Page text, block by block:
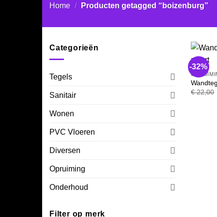
Home / Producten getagged “boizenburg”
Categorieën
Tegels
Sanitair
Wonen
PVC Vloeren
Diversen
Opruiming
Onderhoud
Filter op merk
-32%
€22,00